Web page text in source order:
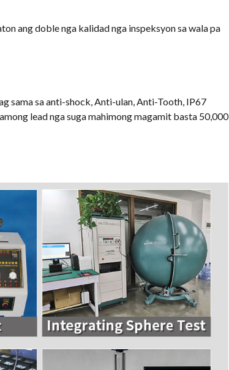
ang doble nga kalidad nga inspeksyon sa wala pa
sama sa anti-shock, Anti-ulan, Anti-Tooth, IP67
lead nga suga mahimong magamit basta 50,000